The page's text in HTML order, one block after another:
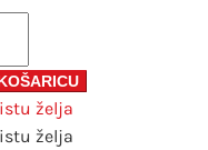
želja
želja